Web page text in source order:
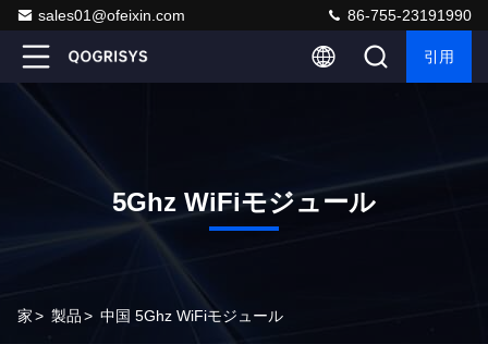
sales01@ofeixin.com 86-755-23191990
引用
5Ghz WiFiモジュール
家> 製品> 中国 5Ghz WiFiモジュール